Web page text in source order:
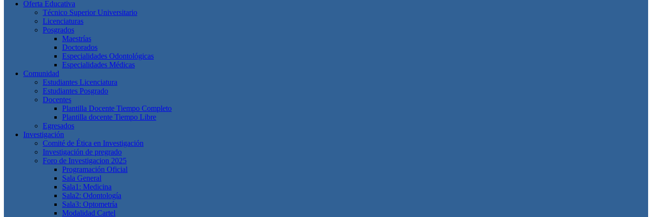
Oferta Educativa
Técnico Superior Universitario
Licenciaturas
Posgrados
Maestrías
Doctorados
Especialidades Odontológicas
Especialidades Médicas
Comunidad
Estudiantes Licenciatura
Estudiantes Posgrado
Docentes
Plantilla Docente Tiempo Completo
Plantilla docente Tiempo Libre
Egresados
Investigación
Comité de Ética en Investigación
Investigación de pregrado
Foro de Investigacion 2025
Programación Oficial
Sala General
Sala1: Medicina
Sala2: Odontología
Sala3: Optometría
Modalidad Cartel